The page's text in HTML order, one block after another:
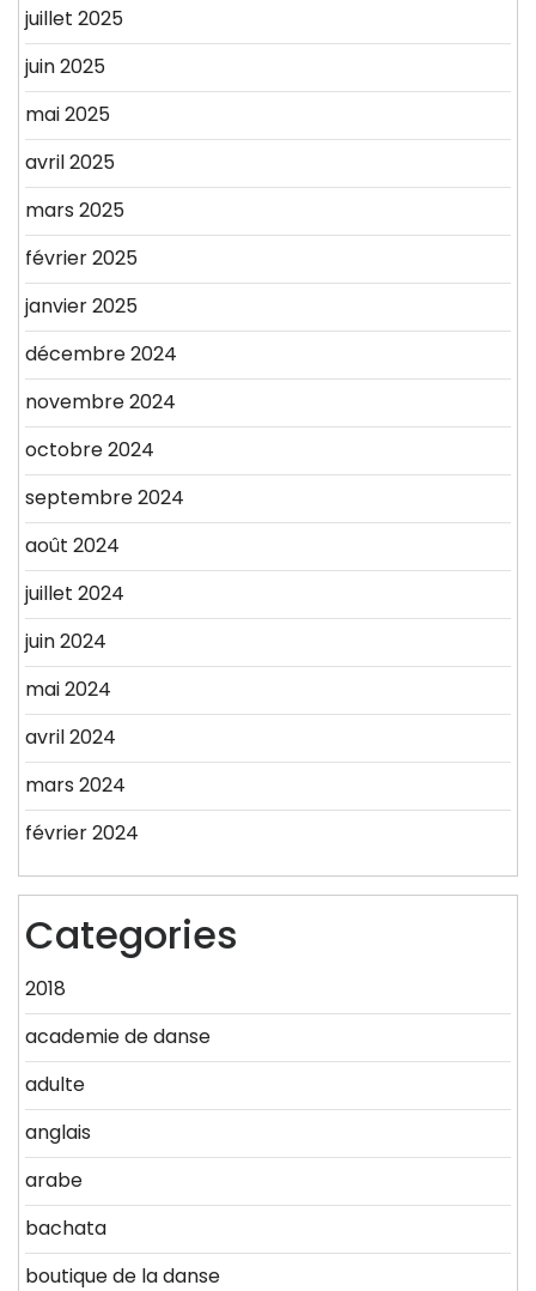
juillet 2025
juin 2025
mai 2025
avril 2025
mars 2025
février 2025
janvier 2025
décembre 2024
novembre 2024
octobre 2024
septembre 2024
août 2024
juillet 2024
juin 2024
mai 2024
avril 2024
mars 2024
février 2024
Categories
2018
academie de danse
adulte
anglais
arabe
bachata
boutique de la danse